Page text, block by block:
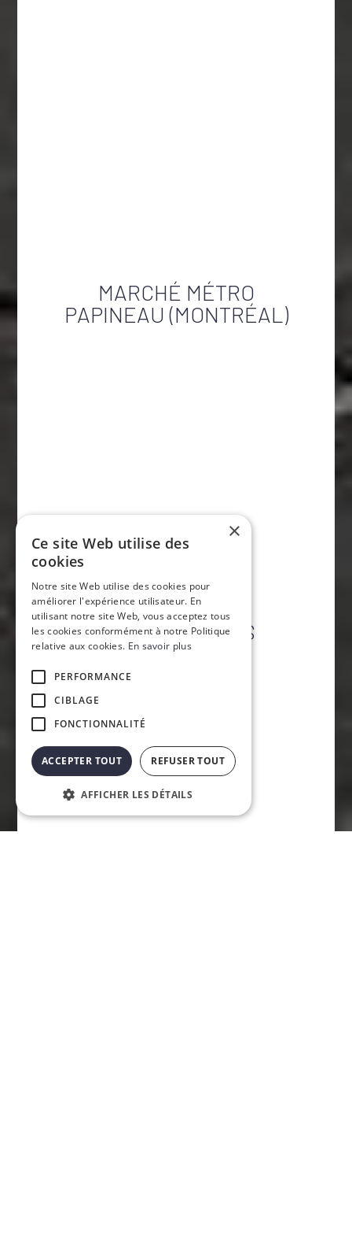
MARCHÉ MÉTRO
PAPINEAU (MONTRÉAL)
MARCHÉ ANGUS
(MONTRÉAL)
×
Ce site Web utilise des
cookies
Notre site Web utilise des cookies pour
améliorer l'expérience utilisateur. En
utilisant notre site Web, vous acceptez tous
les cookies conformément à notre Politique
relative aux cookies. En savoir plus
PERFORMANCE
CIBLAGE
FONCTIONNALITÉ
ACCEPTER TOUT REFUSER TOUT
AFFICHER LES DÉTAILS